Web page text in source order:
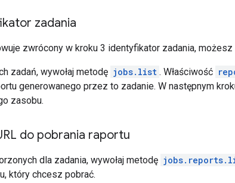
zadania
zwrócony w kroku 3 identyfikator zadania, możesz
zadań, wywołaj metodę jobs.list . Właściwość
generowanego przez to zadanie. W następnym
zasobu.
do pobrania raportu
dla zadania, wywołaj metodę
który chcesz pobrać.